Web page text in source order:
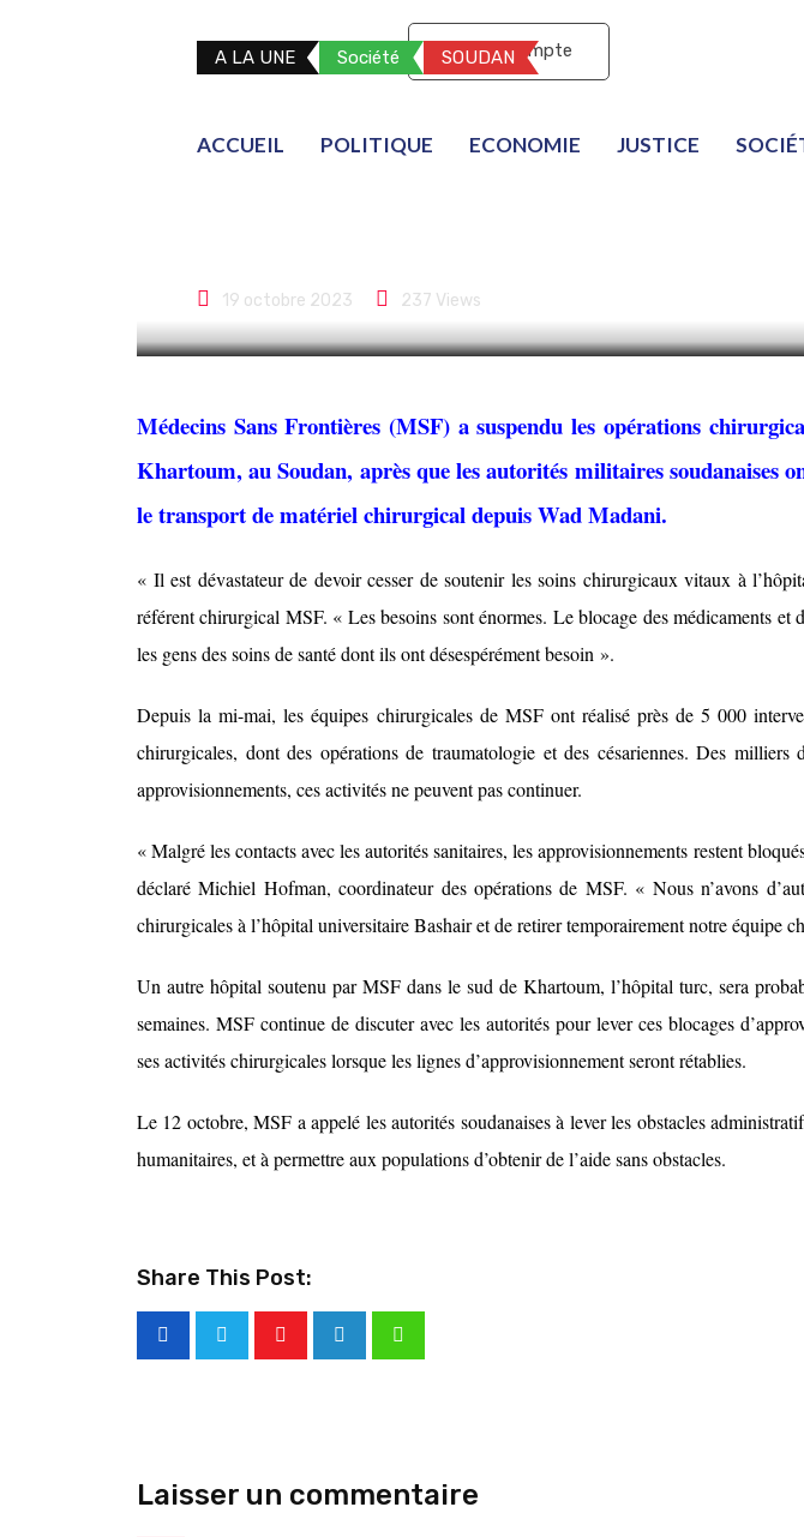
S'abonner Mon compte
ACCUEIL POLITIQUE ECONOMIE JUSTICE
A LA UNE Société SOUDAN
Un hôpital de Khartoum
chirurgicales d’MSF
19 octobre 2023 237 Views
Médecins Sans Frontières (MSF) a suspendu les opérations
Khartoum, au Soudan, après que les autorités militaires soudanaises
le transport de matériel chirurgical depuis Wad Madani.
« Il est dévastateur de devoir cesser de soutenir les soins chirurgicaux vitaux à
référent chirurgical MSF. « Les besoins sont énormes. Le blocage des médicaments et
les gens des soins de santé dont ils ont désespérément besoin ».
Depuis la mi-mai, les équipes chirurgicales de MSF ont réalisé près de 5 000
chirurgicales, dont des opérations de traumatologie et des césariennes. Des milliers
approvisionnements, ces activités ne peuvent pas continuer.
« Malgré les contacts avec les autorités sanitaires, les approvisionnements restent
déclaré Michiel Hofman, coordinateur des opérations de MSF. « Nous n’avons
chirurgicales à l’hôpital universitaire Bashair et de retirer temporairement notre équipe
Un autre hôpital soutenu par MSF dans le sud de Khartoum, l’hôpital turc, sera
semaines. MSF continue de discuter avec les autorités pour lever ces blocages
ses activités chirurgicales lorsque les lignes d’approvisionnement seront rétablies.
Le 12 octobre, MSF a appelé les autorités soudanaises à lever les obstacles
humanitaires, et à permettre aux populations d’obtenir de l’aide sans obstacles.
Share This Post:
Laisser un commentaire